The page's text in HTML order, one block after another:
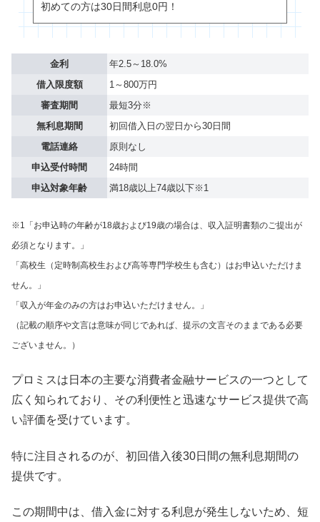
初めての方は30日間利息0円！
金利
年2.5～18.0%
借入限度額
1～800万円
審査期間
最短3分※
無利息期間
初回借入日の翌日から30日間
電話連絡
原則なし
申込受付時間
24時間
申込対象年齢
満18歳以上74歳以下※1
※1「お申込時の年齢が18歳および19歳の場合は、収入証明書類のご提出が
必須となります。」
「高校生（定時制高校生および高等専門学校生も含む）はお申込いただけま
せん。」
「収入が年金のみの方はお申込いただけません。」
（記載の順序や文言は意味が同じであれば、提示の文言そのままである必要
ございません。）
プロミスは日本の主要な消費者金融サービスの一つとして
広く知られており、その利便性と迅速なサービス提供で高
い評価を受けています。
特に注目されるのが、初回借入後30日間の無利息期間の
提供です。
この期間中は、借入金に対する利息が発生しないため、短